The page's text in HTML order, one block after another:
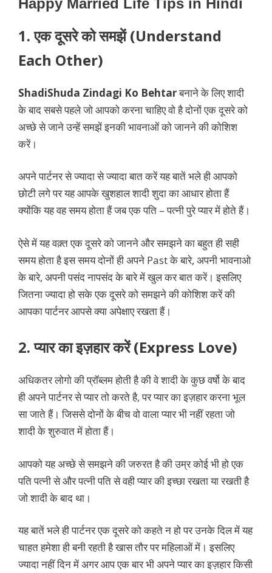
1. एक दूसरे को समझें (Understand
Each Other)
ShadiShuda Zindagi Ko Behtarबनाने के लिए शादी
के बाद सबसे पहले जो आपको करना चाहिए वो है दोनों एक दूसरे को
अच्छे से जाने उन्हें समझें इनकी भावनाओं को जानने की कोशिश
करें।
अपने पार्टनर से ज्यादा से ज्यादा बात करें यह बातें भले ही आपको
छोटी लगे पर यह आपके खुशहाल शादी शुदा का आधार होता हैं
क्योंकि यह वह समय होता हैं जब एक पति – पत्नी पुरे प्यार में होते हैं।
ऐसे में यह वक़्त एक दूसरे को जानने और समझने का बहुत ही सही
समय होता है इस समय दोनों ही अपने Past के बारे, अपनी भावनाओ
के बारे, अपनी पसंद नापसंद के बारे में खुल कर बात करें। इसलिए
जितना ज्यादा हो सके एक दूसरे को समझने की कोशिश करें की
आपका पार्टनर आपसे क्या अपेक्षाए रखता हैं।
2. प्यार का इज़हार करें (Express Love)
अधिकतर लोगो की प्रॉब्लम होती है की वे शादी के कुछ वर्षो के बाद
ही अपने पार्टनर से प्यार तो करते है, पर प्यार का इज़हार करना भूल
सा जाते हैं। जिससे दोनों के बीच वो वाला प्यार भी नहीं रहता जो
शादी के शुरुवात में होता हैं।
आपको यह अच्छे से समझने की जरुरत है की उम्र कोई भी हो एक
पति पत्नी से और पत्नी पति से वही प्यार की इच्छा रखता या रखती है
जो शादी के बाद था।
यह बातें भले ही पार्टनर एक दूसरे को कहते न हो पर उनके दिल में यह
चाहत हमेशा ही बनी रहती है खास तौर पर महिलाओं में। इसलिए
ज्यादा नहीं दिन में अगर आप एक बार भी अपने प्यार का इज़हार किसी